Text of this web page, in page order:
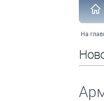
На